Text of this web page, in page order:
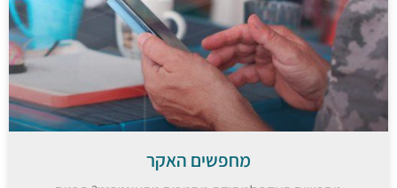
מחפשים האקר